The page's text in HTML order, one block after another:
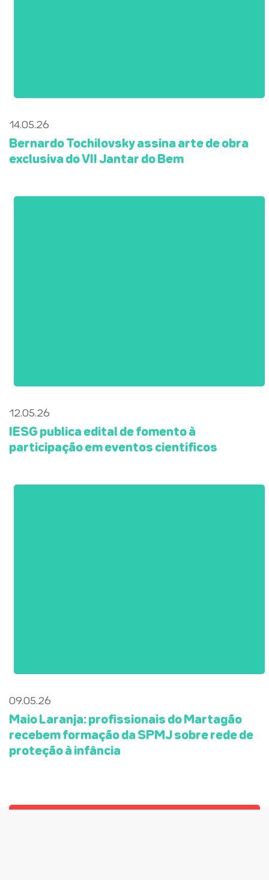
14.05.26
Bernardo Tochilovsky assina arte de obra
exclusiva do VII Jantar do Bem
12.05.26
IESG publica edital de fomento à
participação em eventos científicos
09.05.26
Maio Laranja: profissionais do Martagão
recebem formação da SPMJ sobre rede de
proteção à infância